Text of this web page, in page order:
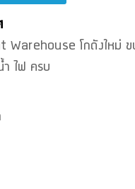
Warehouse โกดังใหม่
ำ ไฟ ครบ